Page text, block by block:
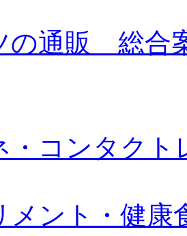
の通販 総合
・コンタク
メント・健